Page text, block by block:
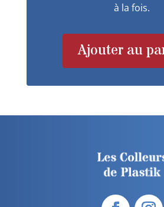
à la fois.
Ajouter au